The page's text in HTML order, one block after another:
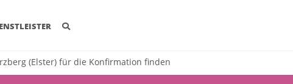
(Elster) für die Konfirmation finden